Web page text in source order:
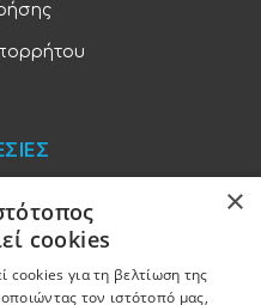
πληρωμές
πώληση
×
cookies
cookies για τη βελτίωση της
τον ιστότοπό μας,